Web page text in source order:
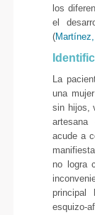
los
el
(
La
una
sin hijos,
acude a
no logra
principal
esquizo-